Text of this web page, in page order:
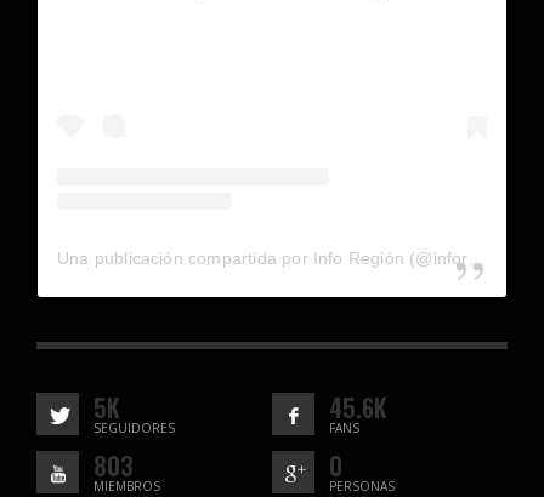
5K
SEGUIDORES
45.6K
FANS
803
MIEMBROS
0
PERSONAS